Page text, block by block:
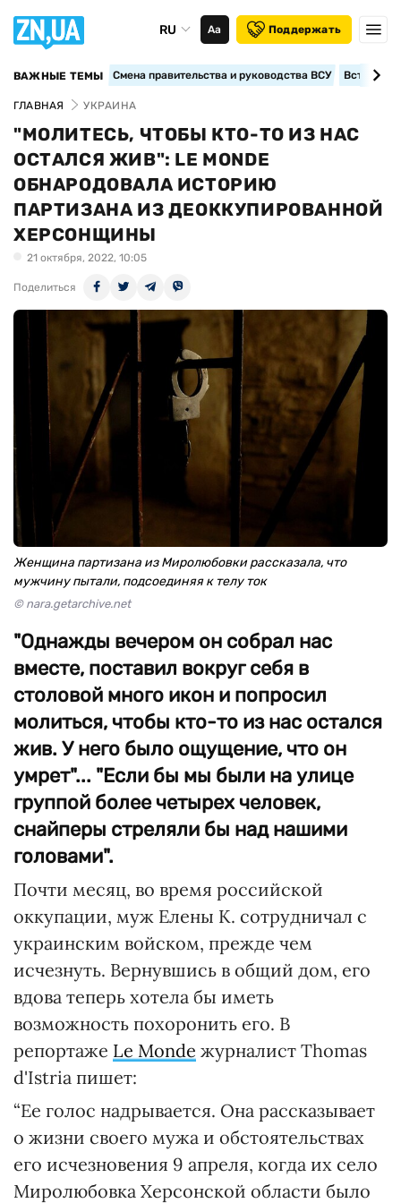
RU Аа Поддержать
ВАЖНЫЕ ТЕМЫ Смена правительства и руководства ВСУ
ГЛАВНАЯ УКРАИНА
"МОЛИТЕСЬ, ЧТОБЫ КТО-ТО ИЗ НАС
ОСТАЛСЯ ЖИВ": LE MONDE
ОБНАРОДОВАЛА ИСТОРИЮ
ПАРТИЗАНА ИЗ ДЕОККУПИРОВАННОЙ
ХЕРСОНЩИНЫ
21 октября, 2022, 10:05
Поделиться
Женщина партизана из Миролюбовки рассказала, что
мужчину пытали, подсоединяя к телу ток
© nara.getarchive.net
"Однажды вечером он собрал нас
вместе, поставил вокруг себя в
столовой много икон и попросил
молиться, чтобы кто-то из нас остался
жив. У него было ощущение, что он
умрет"... "Если бы мы были на улице
группой более четырех человек,
снайперы стреляли бы над нашими
головами".
Почти месяц, во время российской
оккупации, муж Елены К. сотрудничал с
украинским войском, прежде чем
исчезнуть. Вернувшись в общий дом, его
вдова теперь хотела бы иметь
возможность похоронить его. В
репортаже Le Monde журналист Thomas
d'Istria пишет:
“Ее голос надрывается. Она рассказывает
о жизни своего мужа и обстоятельствах
его исчезновения 9 апреля, когда их село
Миролюбовка Херсонской области было